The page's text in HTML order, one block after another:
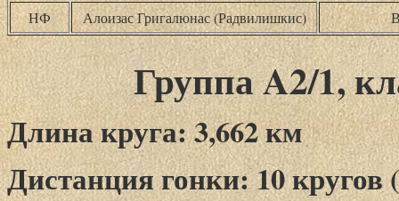
НФ
Алоизас Григалюнас (Радвилишкис)
Группа A2/1,
Длина круга: 3,662 км
Дистанция гонки: 10 кругов